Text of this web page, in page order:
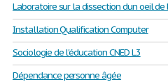
Laboratoire sur la dissection dun oeil de
Installation Qualification Computer
Sociologie de l'éducation CNED L3
Dépendance personne âgée